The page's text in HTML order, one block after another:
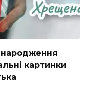
народження
картинки